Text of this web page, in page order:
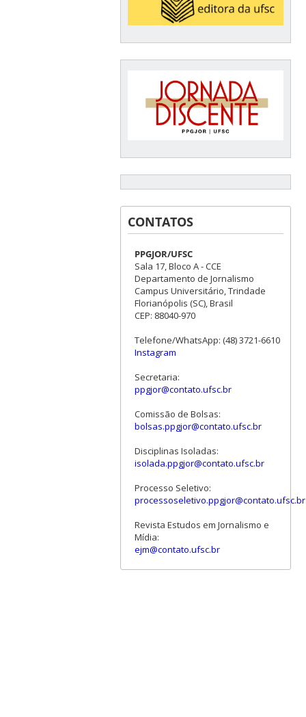
CONTATOS
PPGJOR/UFSC
Sala 17, Bloco A - CCE
Departamento de Jornalismo
Campus Universitário, Trindade
Florianópolis (SC), Brasil
CEP: 88040-970
Telefone/WhatsApp: (48) 3721-6610
Instagram
Secretaria:
ppgjor@contato.ufsc.br
Comissão de Bolsas:
bolsas.ppgjor@contato.ufsc.br
Disciplinas Isoladas:
isolada.ppgjor@contato.ufsc.br
Processo Seletivo:
processoseletivo.ppgjor@contato.ufsc.br
Revista Estudos em Jornalismo e
Mídia:
ejm@contato.ufsc.br